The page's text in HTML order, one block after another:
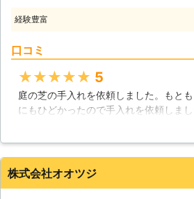
す。伐採
要性】
す。しか
雑草が
でしょう
いことは
経験豊富
口コミ
★★★★★ 5
庭の芝の手入れを依頼しました。もと
にもひどかったので手入れを依頼しま
芝を素人ではどうすることもできずに
石川県 白山市 2016年12月27日
株式会社オオツジ